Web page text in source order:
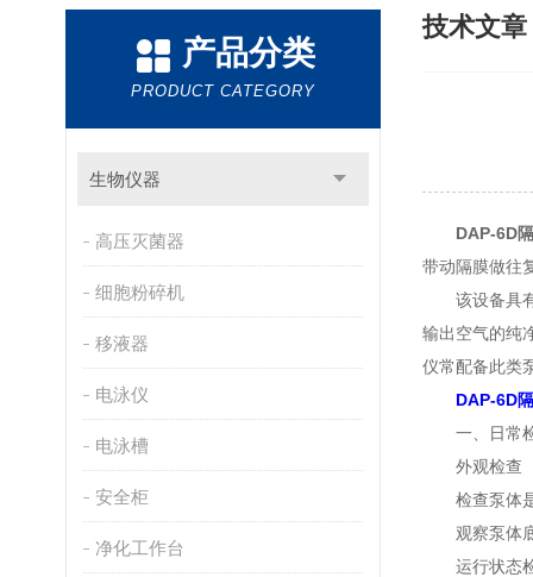
产品分类
PRODUCT CATEGORY
生物仪器
高压灭菌器
细胞粉碎机
移液器
电泳仪
电泳槽
安全柜
净化工作台
技术文章
DAP-6D
带动隔膜做往
该设备具有
输出空气的纯
仪常配备此类
DAP-6D
一、日常检
外观检查
检查泵体是
观察泵体底
运行状态